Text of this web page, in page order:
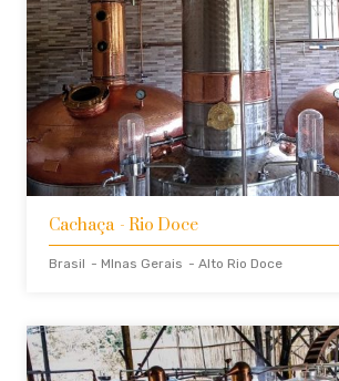
Cachaça - Rio Doce
Brasil - MInas Gerais - Alto Rio Doce